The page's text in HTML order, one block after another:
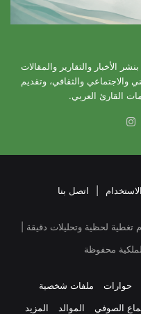
الأخبار والتقارير والمقالات
والاجتماعي والثقافي، وتقديم
القارئ العربي.
اتصل بنا
لحظية وتحليلات دقيقة |
محفوظة
حوارات
ملفات شخصية
الصوفي الموالد المزيد